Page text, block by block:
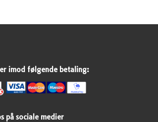
imod følgende betaling:
på sociale medier